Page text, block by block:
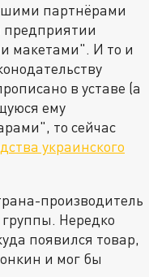
партнёрами
предприятии
макетами". И то и
в уставе (а
ему
то сейчас
украинского
производитель
Нередко
появился товар,
и мог бы